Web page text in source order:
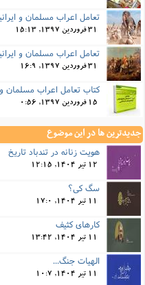
تعامل اعراب مسلمان و ایرانیان (8) اهداف اعراب از حمله به
31 فروردین 1397, 15:13
تعامل اعراب مسلمان و ایرانیان (9) دست‌آورد ایرانیان از
31 فروردین 1397, 16:9
کتاب تعامل اعراب مسلمان و
15 فروردین 1397, 0:56
جدیدترین ها در این موضوع
هویت زنانه در تندباد تاریخ
12 تیر 1404, 12:15
سگ کی؟
11 تیر 1404, 17:0
کارهای کثیف
11 تیر 1404, 13:42
الهیات جنگ...
11 تیر 1404, 10:7